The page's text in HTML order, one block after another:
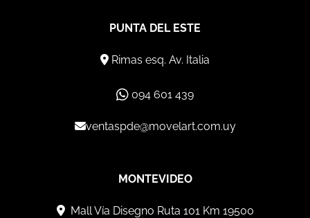
PUNTA DEL ESTE
Rimas esq. Av. Italia
094 601 439
ventaspde@movelart.com.uy
MONTEVIDEO
Mall Vía Disegno Ruta 101 Km 19500